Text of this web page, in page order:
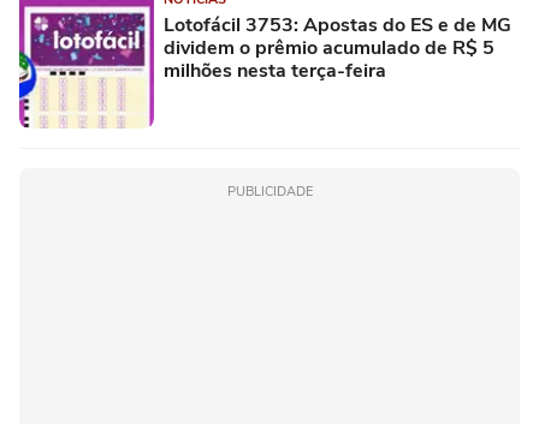
Lotofácil 3753: Apostas do ES e de MG
dividem o prêmio acumulado de R$ 5
milhões nesta terça-feira
PUBLICIDADE